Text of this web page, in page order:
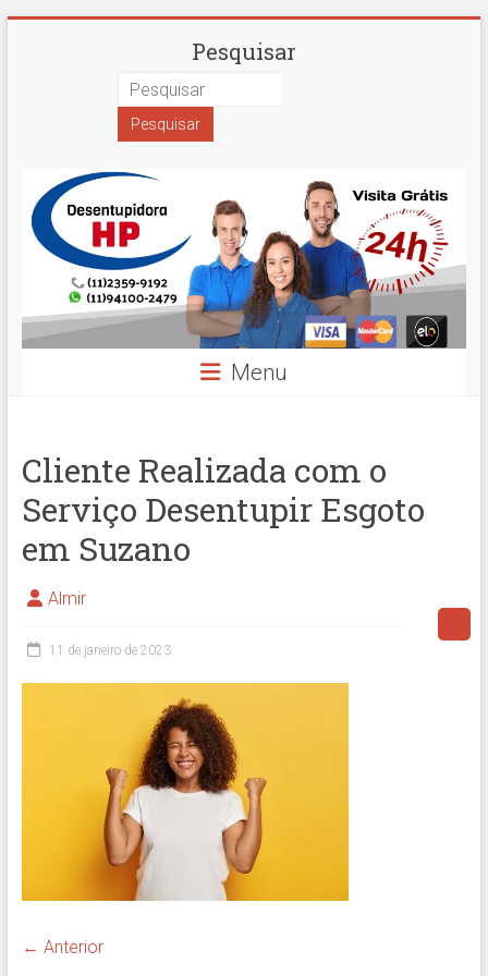
Desentupidora
Paulo
Hidro
Prime
Pesquisar
Menu
Cliente Realizada com o
Serviço Desentupir Esgoto
em Suzano
Almir
11 de janeiro de 2023
← Anterior